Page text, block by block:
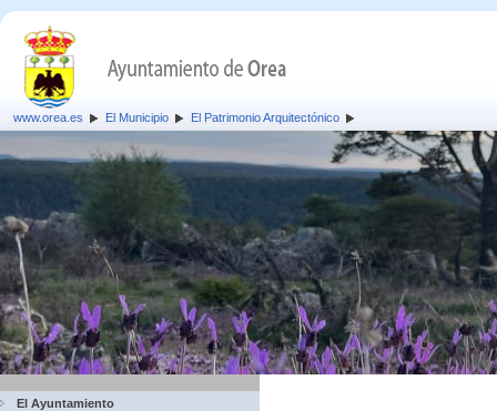
www.orea.es El Municipio El Patrimonio Arquitectónico
El Ayuntamiento